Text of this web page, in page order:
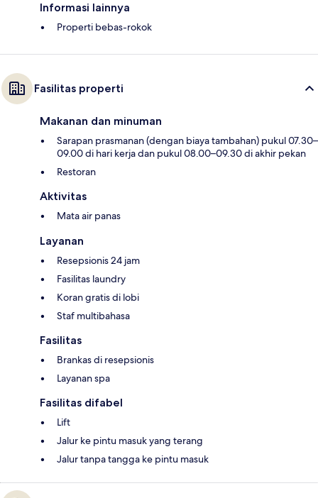
Informasi lainnya
Properti bebas-rokok
Fasilitas properti
Makanan dan minuman
Sarapan prasmanan (dengan biaya tambahan) pukul 07.30–
09.00 di hari kerja dan pukul 08.00–09.30 di akhir pekan
Restoran
Aktivitas
Mata air panas
Layanan
Resepsionis 24 jam
Fasilitas laundry
Koran gratis di lobi
Staf multibahasa
Fasilitas
Brankas di resepsionis
Layanan spa
Fasilitas difabel
Lift
Jalur ke pintu masuk yang terang
Jalur tanpa tangga ke pintu masuk